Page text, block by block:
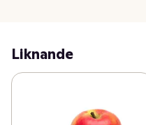
Liknande